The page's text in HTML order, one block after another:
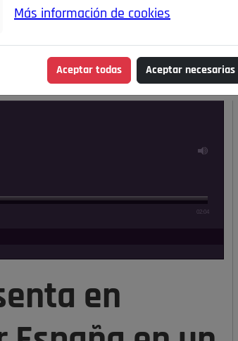
Economía
Educación
02:04
en
Más información de cookies
Aceptar todas Aceptar necesarias